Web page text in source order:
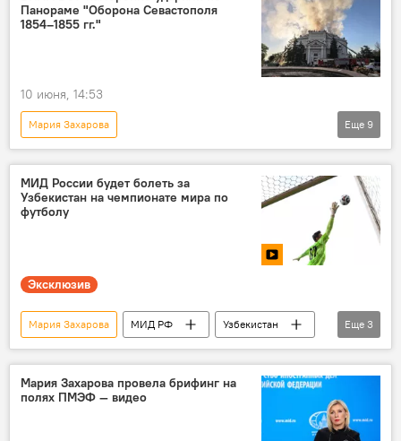
Панораме "Оборона Севастополя
1854–1855 гг."
10 июня, 14:53
Мария Захарова
Спецоперация России по защите Донбасса
Севастополь
Происшествия
ВСУ
Беспилотник
Россия
Еще 9
МИД России будет болеть за
Узбекистан на чемпионате мира по
футболу
Эксклюзив
Мария Захарова МИД РФ
Узбекистан
чемпионат мира
Футбол Брифинг
Еще 3
Мария Захарова провела брифинг на
полях ПМЭФ — видео